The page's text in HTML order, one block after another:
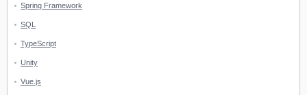
Spring Framework
SQL
TypeScript
Unity
Vue.js